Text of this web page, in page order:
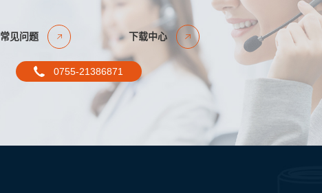
常见问题 下载中心
0755-21386871